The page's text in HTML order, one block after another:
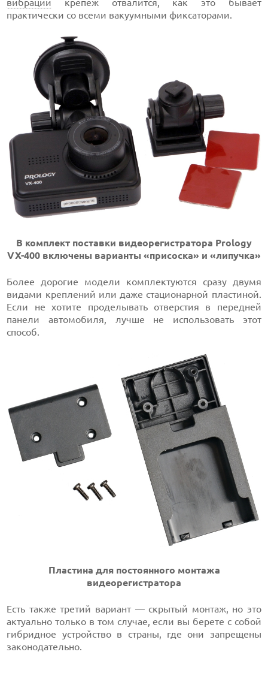
вибрации крепеж отвалится, как это бывает
практически со всеми вакуумными фиксаторами.
В комплект поставки видеорегистратора Prology
VX-400 включены варианты «присоска» и «липучка»
Более дорогие модели комплектуются сразу двумя
видами креплений или даже стационарной пластиной.
Если не хотите проделывать отверстия в передней
панели автомобиля, лучше не использовать этот
способ.
Пластина для постоянного монтажа
видеорегистратора
Есть также третий вариант — скрытый монтаж, но это
актуально только в том случае, если вы берете с собой
гибридное устройство в страны, где они запрещены
законодательно.